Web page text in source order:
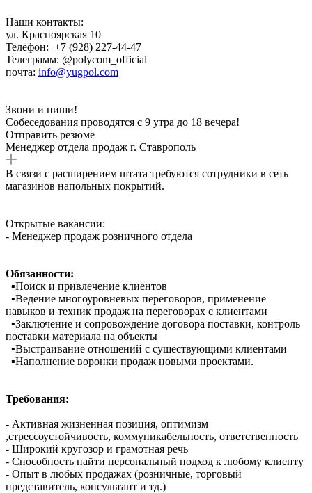
Наши контакты:
ул. Красноярская 10
Телефон: +7 (928) 227-44-47
Телеграмм: @polycom_official
почта: info@yugpol.com
Звони и пиши!
Собеседования проводятся с 9 утра до 18 вечера!
Отправить резюме
Менеджер отдела продаж г. Ставрополь
В связи с расширением штата требуются сотрудники в сеть
магазинов напольных покрытий.
Открытые вакансии:
- Менеджер продаж розничного отдела
Обязанности:
▪️Поиск и привлечение клиентов
▪️Ведение многоуровневых переговоров, применение
навыков и техник продаж на переговорах с клиентами
▪️Заключение и сопровождение договора поставки, контроль
поставки материала на объекты
▪️Выстраивание отношений с существующими клиентами
▪️Наполнение воронки продаж новыми проектами.
Требования:
- Активная жизненная позиция, оптимизм
,стрессоустойчивость, коммуникабельность, ответственность
- Широкий кругозор и грамотная речь
- Способность найти персональный подход к любому клиенту
- Опыт в любых продажах (розничные, торговый
представитель, консультант и тд.)